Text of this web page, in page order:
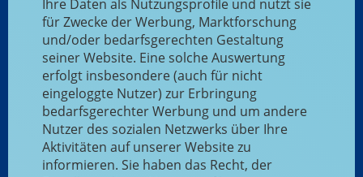
Ihre Daten als Nutzungsprofile und nutzt sie
für Zwecke der Werbung, Marktforschung
und/oder bedarfsgerechten Gestaltung
seiner Website. Eine solche Auswertung
erfolgt insbesondere (auch für nicht
eingeloggte Nutzer) zur Erbringung
bedarfsgerechter Werbung und um andere
Nutzer des sozialen Netzwerks über Ihre
Aktivitäten auf unserer Website zu
informieren. Sie haben das Recht, der